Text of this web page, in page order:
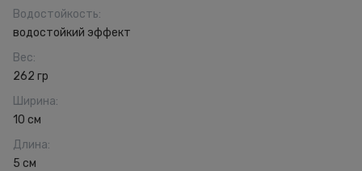
Водостойкость:
водостойкий эффект
Вес:
262 гр
Ширина:
10 см
Длина:
5 см